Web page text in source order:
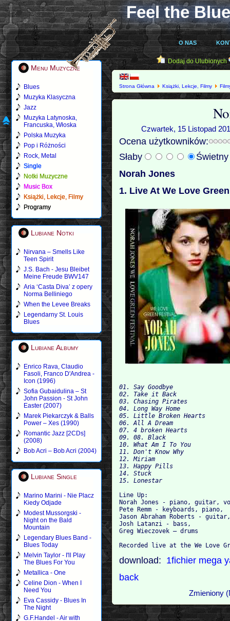
Feel the
O NAS
Menu Muzyczne
Blues
Muzyka Klasyczna
Jazz
Muzyka Latynoska,
Francuska, Włoska
Polska Muzyka
Pop i Różności
Rock, Metal
Single
Notki Muzyczne
Music Box
Książki, Lekcje, Filmy
Programy
Lubiane Notki
Nirvana – Smells Like
Teen Spirit
J.S. Bach - Jesu Bleibet
Meine Freude BWV147
Aria ‘Casta Diva’ z opery
Norma Belliniego
When the Levee Breaks
Legendarny St. Louis
Blues
Lubiane Albumy
Enrico Rava, Claudio
Fasoli, Franco D'Andrea -
Icon (1996)
Sofia Gubaidulina – St
John Passion - St John
Easter (2007)
Marek Piekarczyk & Balls
Power – Xes (1990)
Romantic Jazz [2CDs]
(2008)
Bob Acri – Bob Acri (2004)
Lubiane Single
Marino Marini - Nie Placz
Kiedy Odjade
Modest Mussorgski -
Night on the Bald
Mountain
Legendary Blues Band -
Blues Today
Melvin Taylor - I'll Play
The Blues For You
Metallica - One
Celine Dion - When I
Need You
Eva Cassidy - Blues In
The Night
G.F.Handel - Air with
Dodaj do Ulubionych
Strona Główna Książki, Lekcje, Filmy
Czwartek, 15 Listopad
Ocena użytkowników:
Słaby
Norah Jones
1. Live At We Love
01. Say Goodbye
02. Take it Back
03. Chasing Pirates
04. Long Way Home
05. Little Broken Hearts
06. All A Dream
07. 4 broken Hearts
09. 08. Black
10. What Am I To You
11. Don't Know Why
12. Miriam
13. Happy Pills
14. Stuck
Line Up:
Norah Jones - piano, guitar,
Pete Remm - keyboards, piano,
Jason Abraham Roberts -
Josh Latanzi - bass,
Greg Wieczovek – drums
download: 1fichier mega
back
Zmieniony